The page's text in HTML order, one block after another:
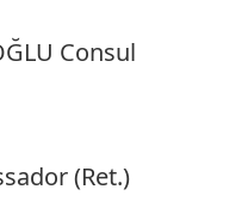
Consul
(Ret.)